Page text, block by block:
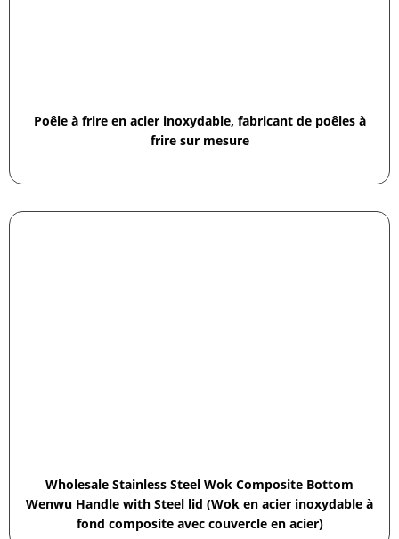
Poêle à frire en acier inoxydable, fabricant de poêles à
frire sur mesure
Wholesale Stainless Steel Wok Composite Bottom
Wenwu Handle with Steel lid (Wok en acier inoxydable à
fond composite avec couvercle en acier)